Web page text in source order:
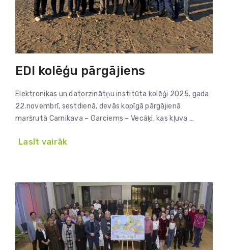
EDI kolēģu pārgājiens
Elektronikas un datorzinātņu institūta kolēģi 2025. gada
22.novembrī, sestdienā, devās kopīgā pārgājienā
maršrutā Carnikava – Garciems – Vecāķi, kas kļuva …
Lasīt vairāk